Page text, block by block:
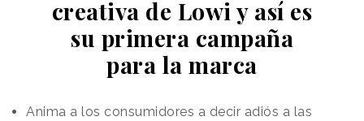
actividades tradicionalmente consideradas como
"masculinas", y a través del humor resaltan la manera
en que el veganismo puede ayudar a lograr
erecciones más firmes y duraderas.
enfrentándose con espadas que “sujetan” sus
creativa de Lowi y así es
su primera campaña
para la marca
Anima a los consumidores a decir adiós a las